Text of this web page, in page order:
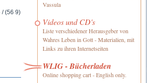
/ (56 9)
Vassula
Videos und CD's
Liste verschiedener Herausgeber von
Wahres Leben in Gott - Materialien, mit
Links zu ihren Internetseiten
WLIG - Bücherladen
Online shopping cart - English only.